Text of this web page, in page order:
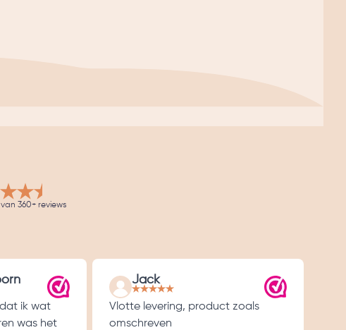
360+ reviews
ik wat
was het
Jack
Vlotte levering, product zoals
omschreven